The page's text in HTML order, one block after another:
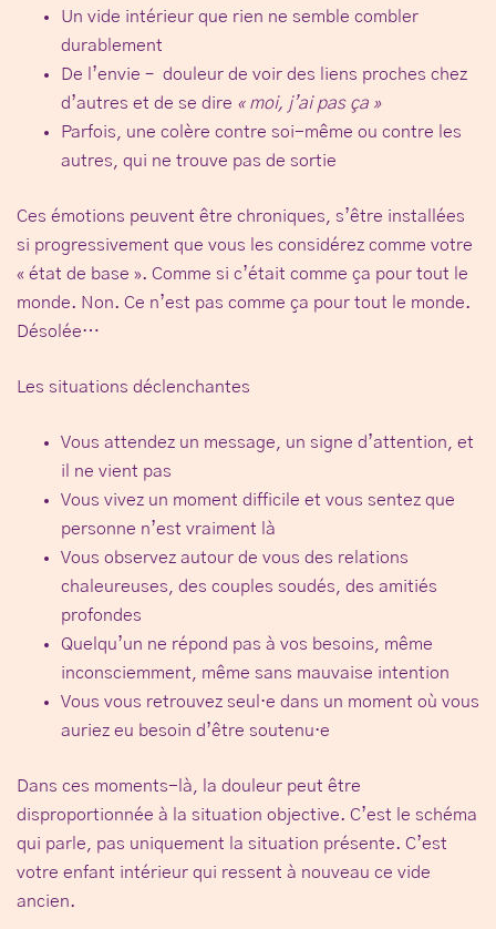
Un vide intérieur que rien ne semble combler
durablement
De l’envie – douleur de voir des liens proches chez
d’autres et de se dire « moi, j’ai pas ça »
Parfois, une colère contre soi-même ou contre les
autres, qui ne trouve pas de sortie
Ces émotions peuvent être chroniques, s’être installées
si progressivement que vous les considérez comme votre
« état de base ». Comme si c’était comme ça pour tout le
monde. Non. Ce n’est pas comme ça pour tout le monde.
Désolée…
Les situations déclenchantes
Vous attendez un message, un signe d’attention, et
il ne vient pas
Vous vivez un moment difficile et vous sentez que
personne n’est vraiment là
Vous observez autour de vous des relations
chaleureuses, des couples soudés, des amitiés
profondes
Quelqu’un ne répond pas à vos besoins, même
inconsciemment, même sans mauvaise intention
Vous vous retrouvez seul·e dans un moment où vous
auriez eu besoin d’être soutenu·e
Dans ces moments-là, la douleur peut être
disproportionnée à la situation objective. C’est le schéma
qui parle, pas uniquement la situation présente. C’est
votre enfant intérieur qui ressent à nouveau ce vide
ancien.